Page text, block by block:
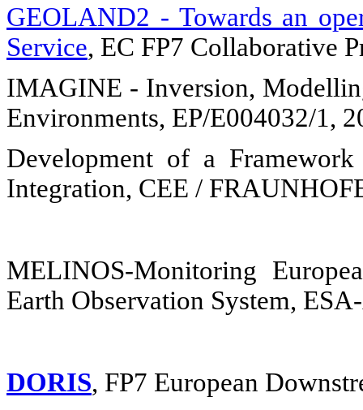
GEOLAND2 - Towards an
Service, EC FP7 Collaborative
IMAGINE - Inversion,
Environments, EP/E004032/1,
Development of a
Integration, CEE /
MELINOS-Monitoring
Earth Observation System,
DORIS, FP7 European